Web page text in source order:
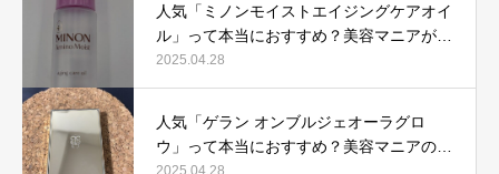
人気「ミノンモイストエイジングケアオイ
ル」って本当におすすめ？美容マニアが実
際使用して口コミを検証！
2025.04.28
人気「ゲラン オンブルジェオーラグロ
ウ」って本当におすすめ？美容マニアの私
が実際使用して、口コミを検証！
2025.04.28